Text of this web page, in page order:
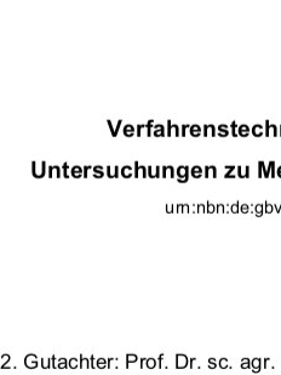
Untersuchungen zu
2. Gutachter: Prof. Dr. sc.